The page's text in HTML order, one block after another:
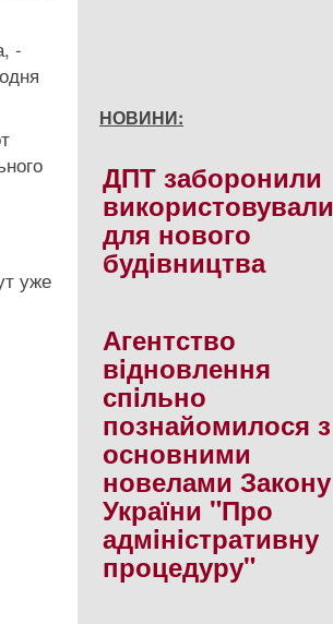
-
уже
НОВИНИ:
ДПТ заборонили
використовували
для нового
будiвництва
Агентство
вiдновлення
спiльно
познайомилося з
основними
новелами Закону
України "Про
адмiнiстративну
процедуру"